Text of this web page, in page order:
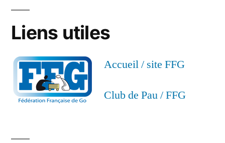
Liens utiles
Accueil / site FFG
Club de Pau / FFG